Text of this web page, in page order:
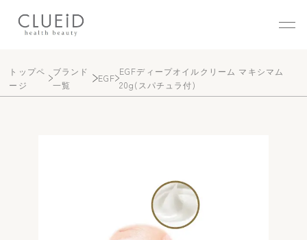
トップペ
ージ
ブランド
一覧
EGF
EGFディープオイルクリーム マキシマム
20g(スパチュラ付)